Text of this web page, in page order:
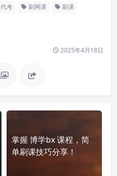
代考 刷网课 刷课
2025年4月18日
掌握 博学bx 课程，简
单刷课技巧分享！